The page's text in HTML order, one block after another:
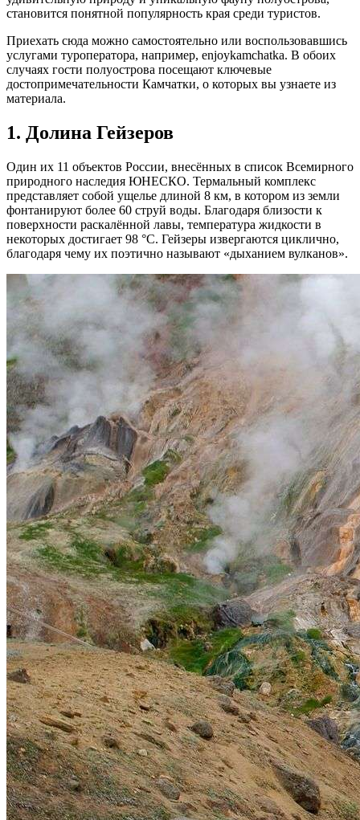
становится понятной популярность края среди туристов.
Приехать сюда можно самостоятельно или воспользовавшись
услугами туроператора, например, enjoykamchatka. В обоих
случаях гости полуострова посещают ключевые
достопримечательности Камчатки, о которых вы узнаете из
материала.
1. Долина Гейзеров
Один их 11 объектов России, внесённых в список Всемирного
природного наследия ЮНЕСКО. Термальный комплекс
представляет собой ущелье длиной 8 км, в котором из земли
фонтанируют более 60 струй воды. Благодаря близости к
поверхности раскалённой лавы, температура жидкости в
некоторых достигает 98 °С. Гейзеры извергаются циклично,
благодаря чему их поэтично называют «дыханием вулканов».